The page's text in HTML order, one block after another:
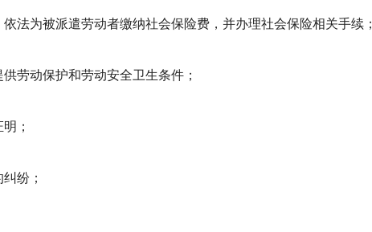
法为被派遣劳动者缴纳社会保险费，并办理社会保险相关手续；
劳动保护和劳动安全卫生条件；
；
纷；